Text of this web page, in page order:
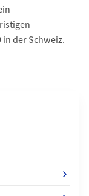
der Schweiz.